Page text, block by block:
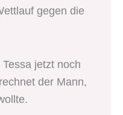
gegen die
jetzt noch
der Mann,